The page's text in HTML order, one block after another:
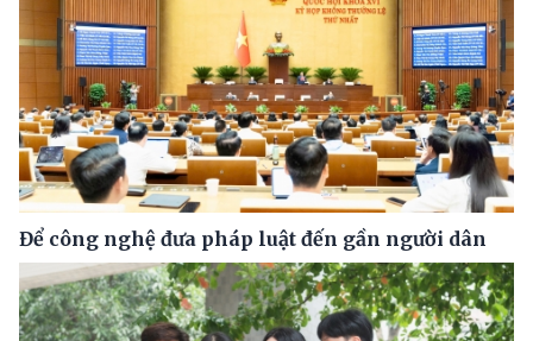
Để công nghệ đưa pháp luật đến gần người dân